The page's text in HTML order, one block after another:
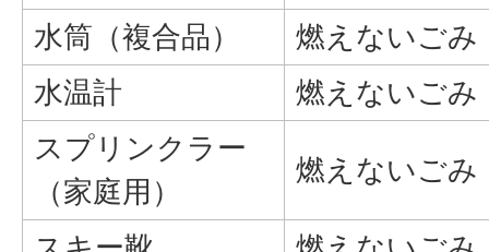
水筒（複合品）
燃えないごみ
水温計
燃えないごみ
スプリンクラー
（家庭用）
燃えないごみ